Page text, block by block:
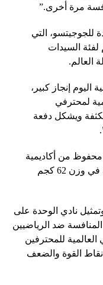
مرة أخرى.”
للجوجيتسو، التي
الذهبية في وزن 55 كجم لفئة السيدات
العالم.
اليوم إنجاز كبير،
لمحترفي
مكثفة ويشكل دفعة
من أكاديمية
الوحدة للجوجيتسو على الميدالية الذهبية في وزن 62 كجم
نادي الوحدة على
ضد الرياضيين
للمحترفين
القوة والضعف